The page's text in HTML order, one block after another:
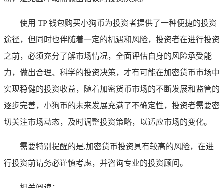
使用 TP 钱包购买小狗币为投资者提供了一种便捷的投资
途径，但同时也伴随着一定的机遇和风险，投资者在进行投资
之前，必须充分了解市场情况，全面评估自身的风险承受能
力，做出合理、科学的投资决策，才有可能在加密货币市场中
实现稳健的投资收益，随着加密货币市场的不断发展和监管的
逐步完善，小狗币的未来发展充满了不确定性，投资者需要密
切关注市场动态，及时调整投资策略，以适应市场的变化。
需要特别提醒的是,加密货币投资具有较高的风险，在进
行投资前请务必谨慎考虑，并咨询专业的投资顾问。